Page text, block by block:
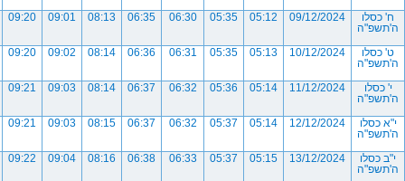
ח' כסלו
ה'תשפ"ה
09/12/2024
05:12
05:35
06:30
06:35
08:13
09:01
09:20
ט' כסלו
ה'תשפ"ה
10/12/2024
05:13
05:35
06:31
06:36
08:14
09:02
09:20
י' כסלו
ה'תשפ"ה
11/12/2024
05:14
05:36
06:32
06:37
08:14
09:03
09:21
י"א כסלו
ה'תשפ"ה
12/12/2024
05:14
05:37
06:32
06:37
08:15
09:03
09:21
י"ב כסלו
ה'תשפ"ה
13/12/2024
05:15
05:37
06:33
06:38
08:16
09:04
09:22